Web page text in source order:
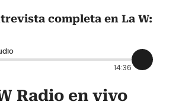
completa en La W:
14:36
Radio en vivo